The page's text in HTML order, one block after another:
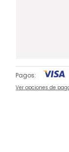
Pagos:
Ver opciones de